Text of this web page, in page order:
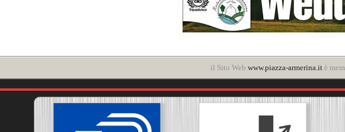
il Sito Web www.piazza-armerina.itè